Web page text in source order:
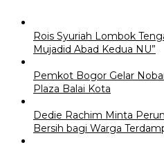
Rois Syuriah Lombok
Mujadid Abad Kedua NU”
Pemkot Bogor Gelar
Plaza Balai Kota
Dedie Rachim Minta
Bersih bagi Warga